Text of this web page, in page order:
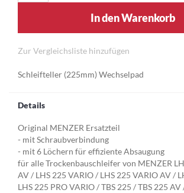
In den Warenkorb
Zur Vergleichsliste hinzufügen
Schleifteller (225mm) Wechselpad
Details
Original MENZER Ersatzteil
- mit Schraubverbindung
- mit 6 Löchern für effiziente Absaugung
für alle Trockenbauschleifer von MENZER
AV / LHS 225 VARIO / LHS 225 VARIO AV /
LHS 225 PRO VARIO / TBS 225 / TBS 225 AV